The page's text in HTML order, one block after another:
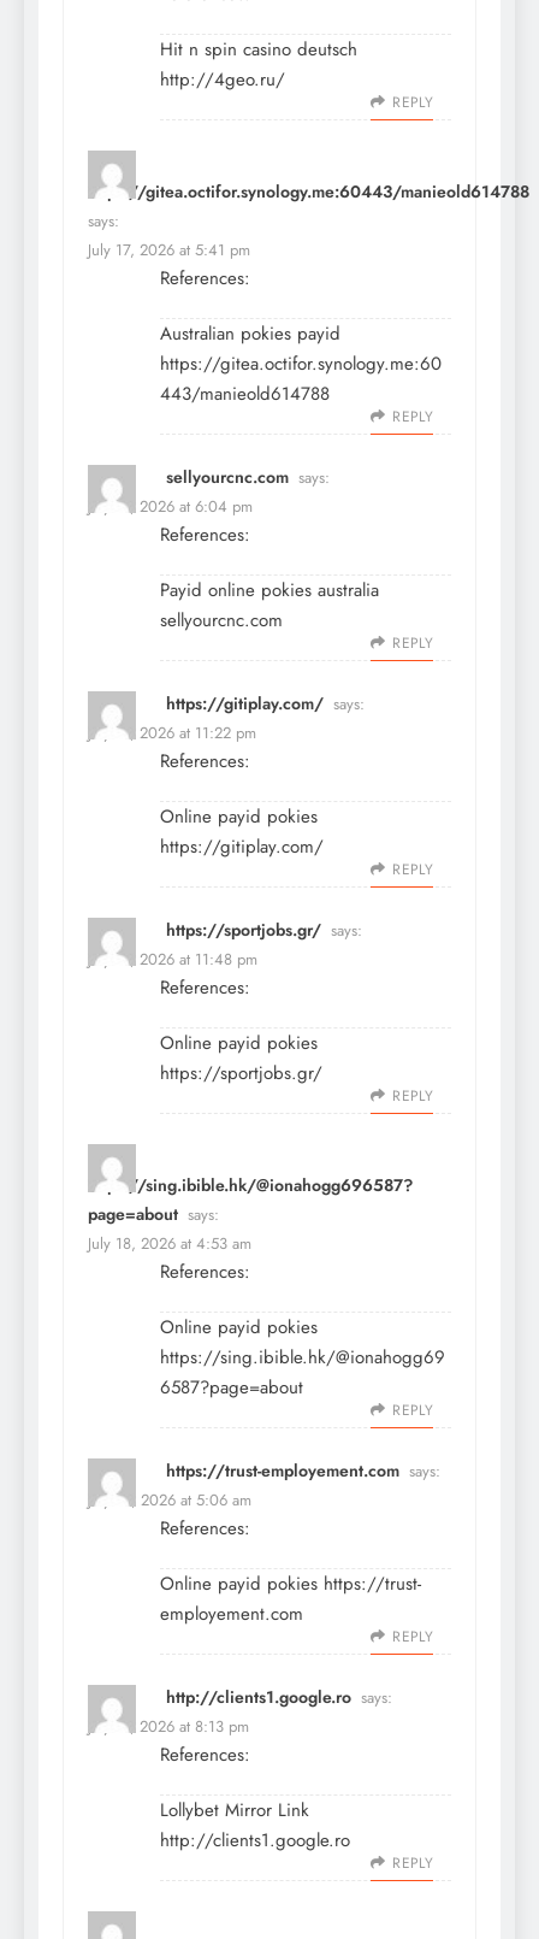
Hit n spin casino deutsch
http://4geo.ru/
REPLY
https://gitea.octifor.synology.me:60443/manieold614788
says:
July 17, 2026 at 5:41 pm
References:
Australian pokies payid
https://gitea.octifor.synology.me:60
443/manieold614788
REPLY
sellyourcnc.com says:
July 17, 2026 at 6:04 pm
References:
Payid online pokies australia
sellyourcnc.com
REPLY
https://gitiplay.com/ says:
July 17, 2026 at 11:22 pm
References:
Online payid pokies
https://gitiplay.com/
REPLY
https://sportjobs.gr/ says:
July 17, 2026 at 11:48 pm
References:
Online payid pokies
https://sportjobs.gr/
REPLY
https://sing.ibible.hk/@ionahogg696587?
page=about says:
July 18, 2026 at 4:53 am
References:
Online payid pokies
https://sing.ibible.hk/@ionahogg69
6587?page=about
REPLY
https://trust-employement.com says:
July 18, 2026 at 5:06 am
References:
Online payid pokies https://trust-
employement.com
REPLY
http://clients1.google.ro says:
July 19, 2026 at 8:13 pm
References:
Lollybet Mirror Link
http://clients1.google.ro
REPLY